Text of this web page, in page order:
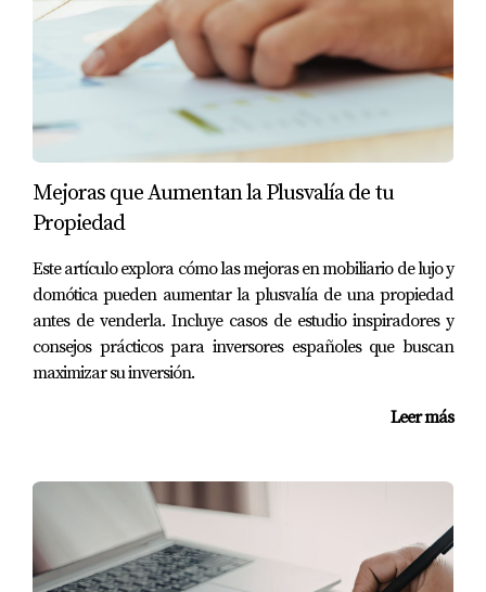
en contactar a Yolanda Landinez. Ella estará encantada
de ayudarte a encontrar el espacio perfecto para tu
negocio.
Mejoras que Aumentan la Plusvalía de tu
Propiedad
Este artículo explora cómo las mejoras en mobiliario de lujo y
domótica pueden aumentar la plusvalía de una propiedad
antes de venderla. Incluye casos de estudio inspiradores y
consejos prácticos para inversores españoles que buscan
maximizar su inversión.
Leer más